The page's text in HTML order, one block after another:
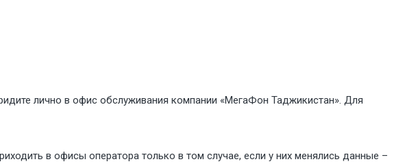
лично в офис обслуживания компании «МегаФон Таджикистан». Для
в офисы оператора только в том случае, если у них менялись данные –